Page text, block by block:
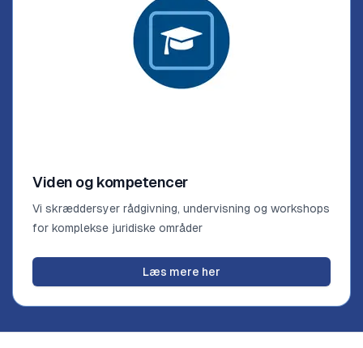
Viden og kompetencer
Vi skræddersyer rådgivning, undervisning og workshops
for komplekse juridiske områder
Læs mere her